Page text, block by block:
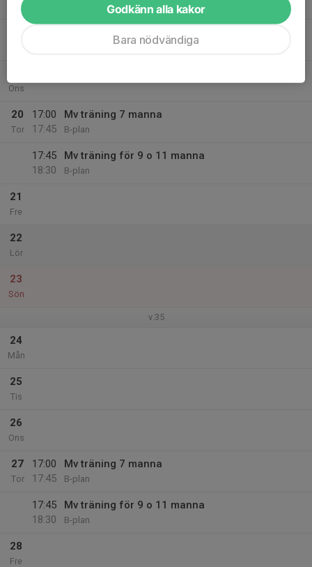
Mån
Ons
20
Tor
17:00
17:45
Mv träning 7 manna
B-plan
17:45
18:30
Mv träning för 9 o 11 manna
B-plan
21
Fre
22
Lör
23
Sön
v.35
24
Mån
25
Tis
26
Ons
27
Tor
17:00
17:45
Mv träning 7 manna
B-plan
17:45
18:30
Mv träning för 9 o 11 manna
B-plan
28
Fre
Godkänn alla kakor
Bara nödvändiga